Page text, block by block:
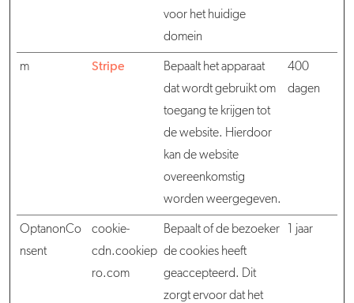
voor het huidige
domein
m Stripe
Bepaalt het apparaat
dat wordt gebruikt om
toegang te krijgen tot
de website. Hierdoor
kan de website
overeenkomstig
worden weergegeven.
400
dagen
OptanonCo
nsent
cookie-
cdn.cookiep
ro.com
Bepaalt of de bezoeker
de cookies heeft
geaccepteerd. Dit
zorgt ervoor dat het
1 jaar